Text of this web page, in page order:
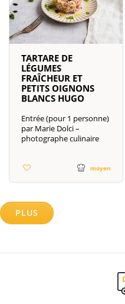
TARTARE DE
LÉGUMES
FRAÎCHEUR ET
PETITS OIGNONS
BLANCS HUGO
Entrée (pour 1 personne)
par Marie Dolci –
photographe culinaire
moyen
PLUS